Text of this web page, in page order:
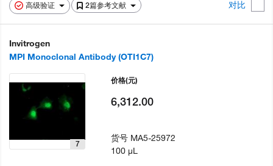
高级验证 2篇参考文献 对比
Invitrogen
MPI Monoclonal Antibody (OTI1C7)
7
价格(元)
6,312.00
货号 MA5-25972
100 µL